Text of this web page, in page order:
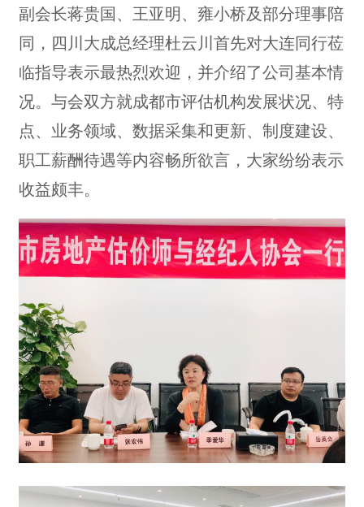
副会长蒋贵国、王亚明、雍小桥及部分理事陪
同，四川大成总经理杜云川首先对大连同行莅
临指导表示最热烈欢迎，并介绍了公司基本情
况。与会双方就成都市评估机构发展状况、特
点、业务领域、数据采集和更新、制度建设、
职工薪酬待遇等内容畅所欲言，大家纷纷表示
收益颇丰。